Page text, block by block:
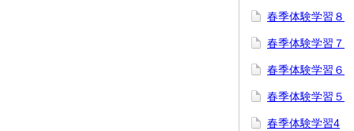
春季体験学習８
春季体験学習７
春季体験学習６
春季体験学習５
春季体験学習4